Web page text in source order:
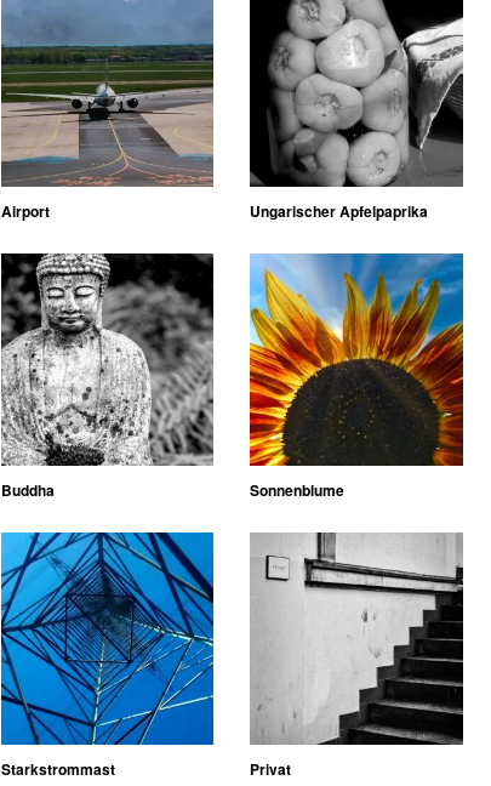
Airport Ungarischer Apfelpaprika
Buddha Sonnenblume
Starkstrommast Privat